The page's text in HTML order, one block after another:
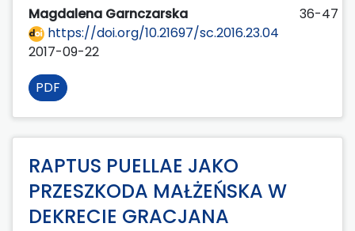
Magdalena Garnczarska
36-47
https://doi.org/10.21697/sc.2016.23.04
2017-09-22
PDF
RAPTUS PUELLAE JAKO
PRZESZKODA MAŁŻEŃSKA W
DEKRECIE GRACJANA